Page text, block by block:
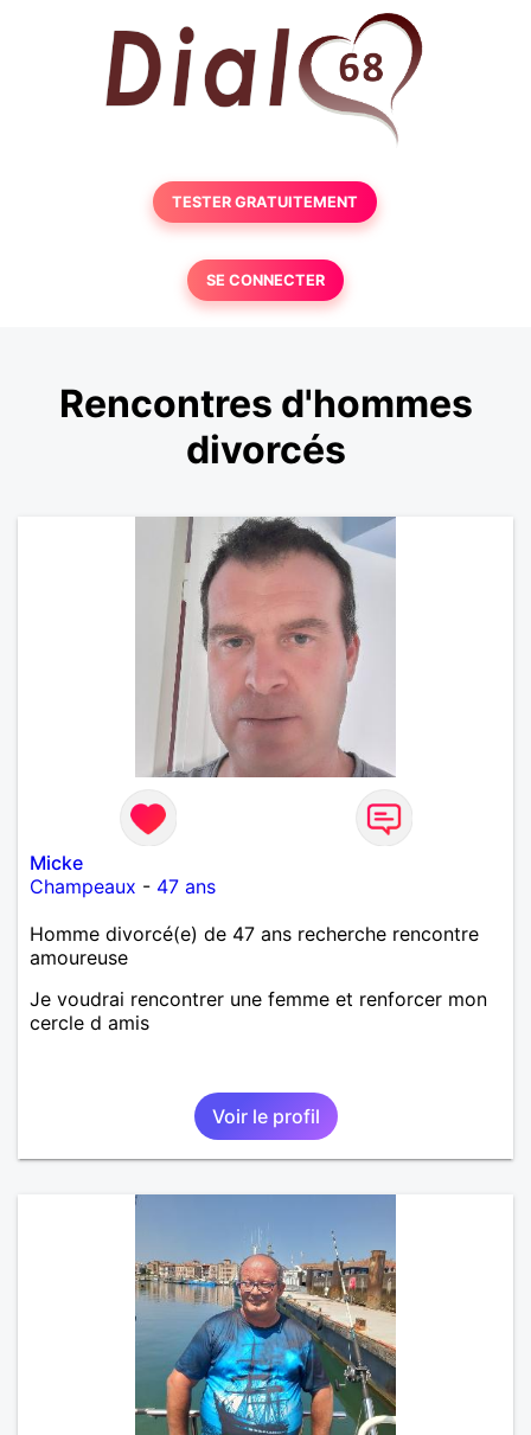
TESTER GRATUITEMENT
SE CONNECTER
Rencontres d'hommes
divorcés
Micke
Champeaux - 47 ans
Homme divorcé(e) de 47 ans recherche rencontre
amoureuse
Je voudrai rencontrer une femme et renforcer mon
cercle d amis
Voir le profil